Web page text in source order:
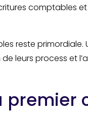
comptables et
reste primordiale.
leurs process et